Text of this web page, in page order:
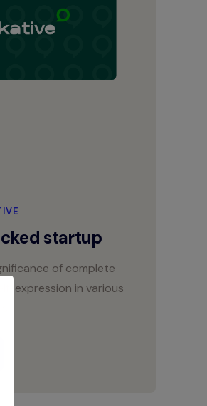
startup
of complete
expression in various